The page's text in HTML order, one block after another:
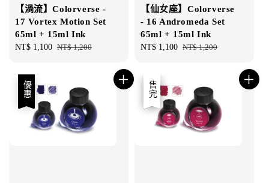
【渦流】Colorverse -
17 Vortex Motion Set
65ml + 15ml Ink
Sale
NT$ 1,100 Regular
NT$ 1,200
【仙女座】Colorverse
- 16 Andromeda Set
65ml + 15ml Ink
Sale
NT$ 1,100 Regular
NT$ 1,200
優惠 優惠
售完